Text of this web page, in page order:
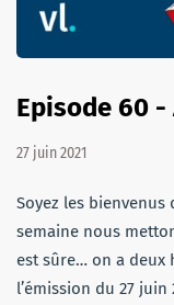
Episode 60
27 juin 2021
Soyez les bienvenus
semaine nous
est sûre… on a deux
l’émission du 27